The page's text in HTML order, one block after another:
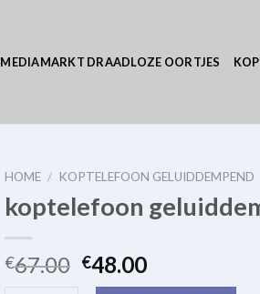
MEDIAMARKT DRAADLOZE OORTJES
HOME / KOPTELEFOON GELUIDDEMPEND
koptelefoon
€67.00 €48.00